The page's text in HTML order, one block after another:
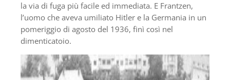
la via di fuga più facile ed immediata. E Frantzen,
l’uomo che aveva umiliato Hitler e la Germania in un
pomeriggio di agosto del 1936, finì così nel
dimenticatoio.